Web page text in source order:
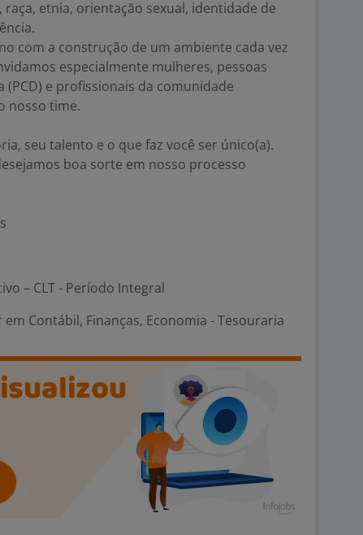
etnia, orientação sexual, identidade de
com a construção de um ambiente cada vez
especialmente mulheres, pessoas
(PCD) e profissionais da comunidade
nosso time.
seu talento e o que faz você ser único(a).
boa sorte em nosso processo
– CLT - Período Integral
Contábil, Finanças, Economia - Tesouraria